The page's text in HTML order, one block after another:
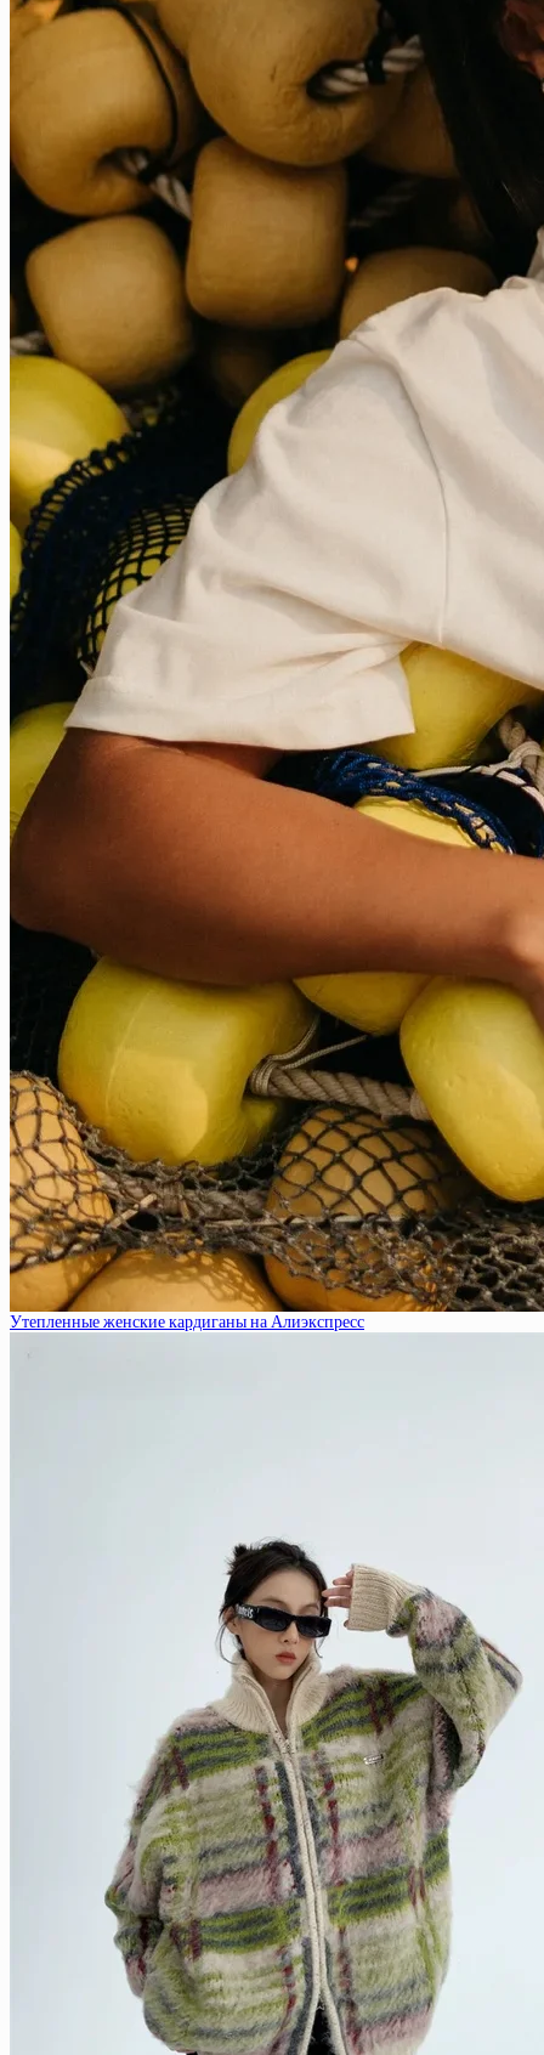
Утепленные женские кардиганы на Алиэкспресс